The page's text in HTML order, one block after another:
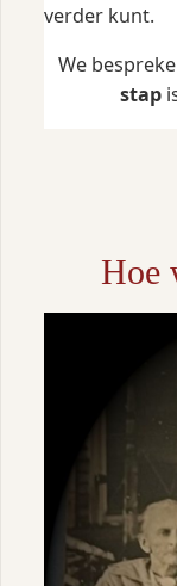
verder kunt.
We
stap
Hoe